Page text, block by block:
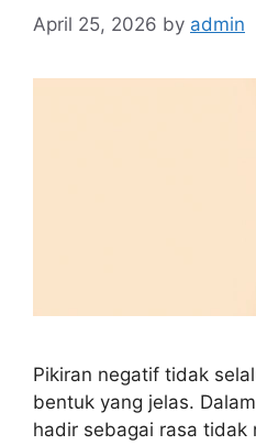
April 25, 2026 by admin
Pikiran negatif tidak
bentuk yang jelas.
hadir sebagai rasa tidak